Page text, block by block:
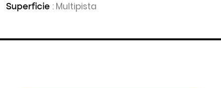
Superficie : Multipista